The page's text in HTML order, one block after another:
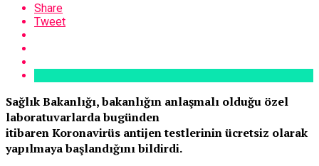
Share
Tweet
Sağlık Bakanlığı, bakanlığın anlaşmalı olduğu özel
laboratuvarlarda bugünden
itibaren Koronavirüs antijen testlerinin ücretsiz olarak
yapılmaya başlandığını bildirdi.